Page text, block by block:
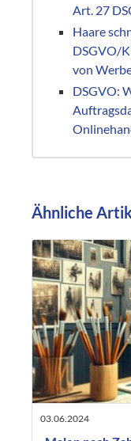
Art. 27
Haare
DSGVO/
von
DSGVO:
Ähnliche
03.06.2024